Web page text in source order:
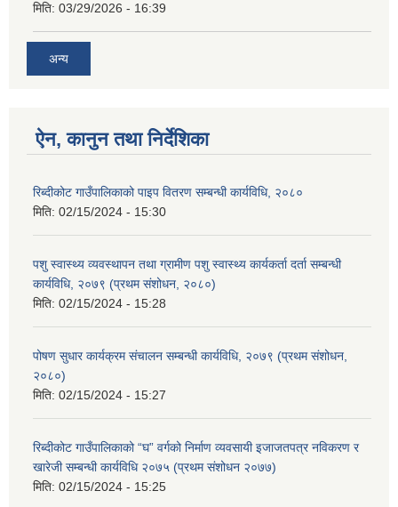
मिति: 03/29/2026 - 16:39
अन्य
ऐन, कानुन तथा निर्देशिका
रिब्दीकोट गाउँपालिकाको पाइप वितरण सम्बन्धी कार्यविधि, २०८०
मिति: 02/15/2024 - 15:30
पशु स्वास्थ्य व्यवस्थापन तथा ग्रामीण पशु स्वास्थ्य कार्यकर्ता दर्ता सम्बन्धी
कार्यविधि, २०७९ (प्रथम संशोधन, २०८०)
मिति: 02/15/2024 - 15:28
पोषण सुधार कार्यक्रम संचालन सम्बन्धी कार्यविधि, २०७९ (प्रथम संशोधन,
२०८०)
मिति: 02/15/2024 - 15:27
रिब्दीकोट गाउँपालिकाको “घ” वर्गको निर्माण व्यवसायी इजाजतपत्र नविकरण र
खारेजी सम्बन्धी कार्यविधि २०७५ (प्रथम संशोधन २०७७)
मिति: 02/15/2024 - 15:25